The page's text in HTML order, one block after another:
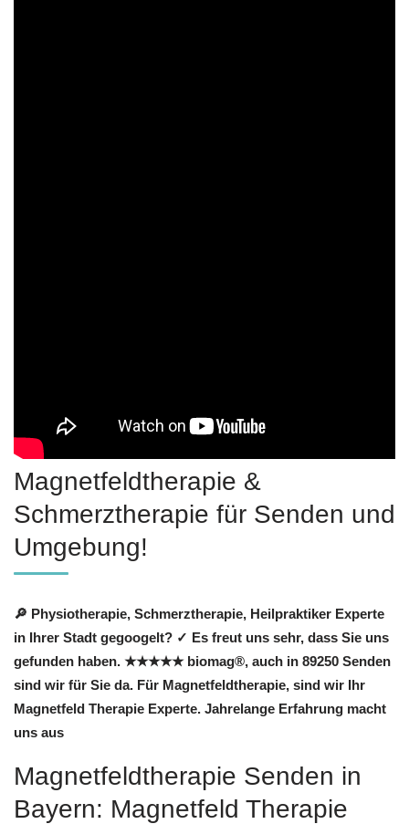
Magnetfeldtherapie &
Schmerztherapie für Senden und
Umgebung!
🔎 Physiotherapie, Schmerztherapie, Heilpraktiker Experte
in Ihrer Stadt gegoogelt? ✓ Es freut uns sehr, dass Sie uns
gefunden haben. ★★★★★ biomag®, auch in 89250 Senden
sind wir für Sie da. Für Magnetfeldtherapie, sind wir Ihr
Magnetfeld Therapie Experte. Jahrelange Erfahrung macht
uns aus
Magnetfeldtherapie Senden in
Bayern: Magnetfeld Therapie